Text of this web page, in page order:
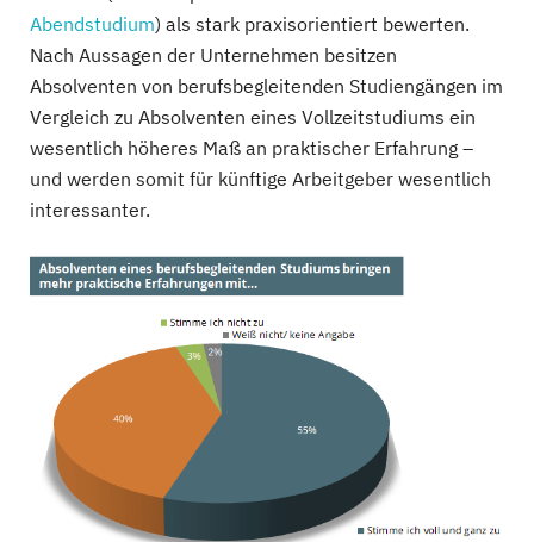
Abendstudium) als stark praxisorientiert bewerten.
Nach Aussagen der Unternehmen besitzen
Absolventen von berufsbegleitenden Studiengängen im
Vergleich zu Absolventen eines Vollzeitstudiums ein
wesentlich höheres Maß an praktischer Erfahrung –
und werden somit für künftige Arbeitgeber wesentlich
interessanter.